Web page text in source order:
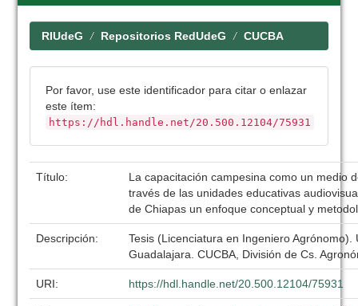
RIUdeG Repositorios RedUdeG CUCBA
Por favor, use este identificador para citar o enlazar
este ítem:
https://hdl.handle.net/20.500.12104/75931
Título:
La capacitación campesina como un medio
través de las unidades educativas
de Chiapas un enfoque conceptual y
Descripción:
Tesis (Licenciatura en Ingeniero Agrónomo).
Guadalajara. CUCBA, División de Cs.
URI: https://hdl.handle.net/20.500.12104/75931